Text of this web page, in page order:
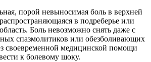
порой невыносимая боль в верхней
в подреберье или
Боль невозможно снять даже с
спазмолитиков или обезболивающих
своевременной медицинской помощи
к болевому шоку.